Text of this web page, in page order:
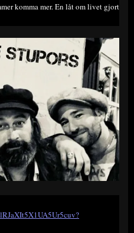
komma mer. En låt om livet gjort